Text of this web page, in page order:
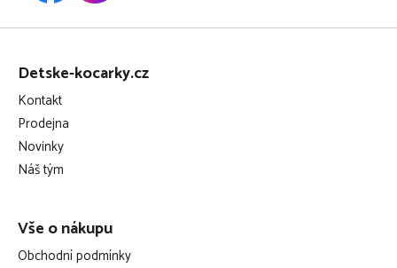
Z
Detske-kocarky.cz
Kontakt
Prodejna
Novinky
Náš tým
Vše o nákupu
Obchodní podmínky